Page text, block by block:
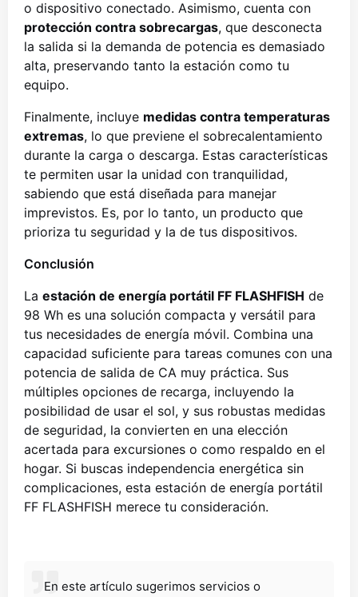
o dispositivo conectado. Asimismo, cuenta con
protección contra sobrecargas, que desconecta
la salida si la demanda de potencia es demasiado
alta, preservando tanto la estación como tu
equipo.
Finalmente, incluye medidas contra temperaturas
extremas, lo que previene el sobrecalentamiento
durante la carga o descarga. Estas características
te permiten usar la unidad con tranquilidad,
sabiendo que está diseñada para manejar
imprevistos. Es, por lo tanto, un producto que
prioriza tu seguridad y la de tus dispositivos.
Conclusión
La estación de energía portátil FF FLASHFISH de
98 Wh es una solución compacta y versátil para
tus necesidades de energía móvil. Combina una
capacidad suficiente para tareas comunes con una
potencia de salida de CA muy práctica. Sus
múltiples opciones de recarga, incluyendo la
posibilidad de usar el sol, y sus robustas medidas
de seguridad, la convierten en una elección
acertada para excursiones o como respaldo en el
hogar. Si buscas independencia energética sin
complicaciones, esta estación de energía portátil
FF FLASHFISH merece tu consideración.
En este artículo sugerimos servicios o